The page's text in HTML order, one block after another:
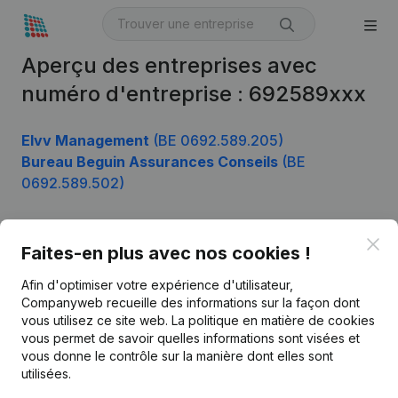
Aperçu des entreprises avec
numéro d'entreprise : 692589xxx
Elvv Management (BE 0692.589.205)
Bureau Beguin Assurances Conseils (BE
0692.589.502)
Faites-en plus avec nos cookies !
Afin d'optimiser votre expérience d'utilisateur,
Companyweb recueille des informations sur la façon dont
vous utilisez ce site web. La politique en matière de cookies
vous permet de savoir quelles informations sont visées et
vous donne le contrôle sur la manière dont elles sont
utilisées.
Français
Kantorenpark Everest
Produit
Informations d’entreprise
Monitoring
Recherche internationale